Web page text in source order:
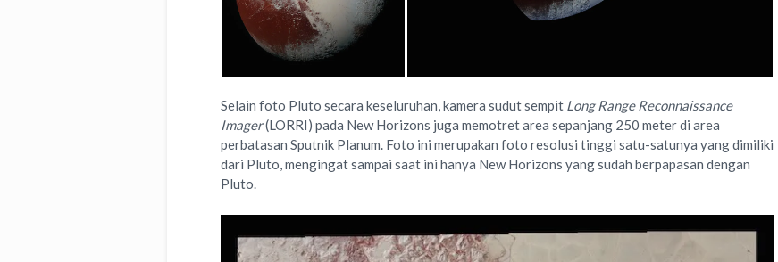
Selain foto Pluto secara keseluruhan, kamera sudut sempit Long Range Reconnaissance
Imager(LORRI) pada New Horizons juga memotret area sepanjang 250 meter di area
perbatasan Sputnik Planum. Foto ini merupakan foto resolusi tinggi satu-satunya yang dimiliki
dari Pluto, mengingat sampai saat ini hanya New Horizons yang sudah berpapasan dengan
Pluto.